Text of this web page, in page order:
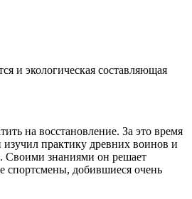
и экологическая составляющая
на восстановление. За это время
практику древних воинов и
Своими знаниями он решает
спортсмены, добившиеся очень